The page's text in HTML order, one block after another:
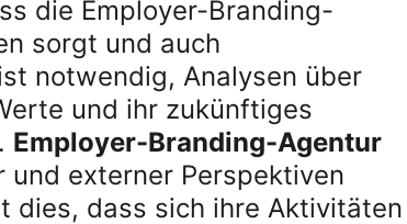
die Employer-Branding-
sorgt und auch
notwendig, Analysen über
und ihr zukünftiges
Employer-Branding-Agentur
externer Perspektiven
dies, dass sich ihre Aktivitäten